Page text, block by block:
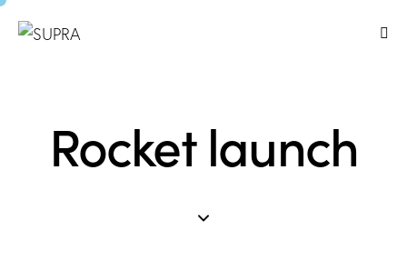
Rocket launch